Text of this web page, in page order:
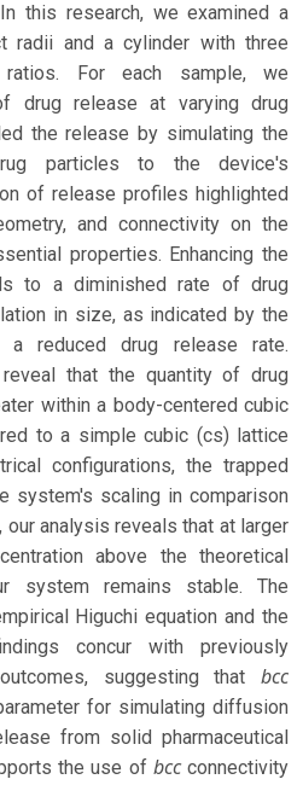
this research, we examined a
radii and a cylinder with three
ratios. For each sample, we
drug release at varying drug
the release by simulating the
particles to the device's
of release profiles highlighted
and connectivity on the
properties. Enhancing the
to a diminished rate of drug
in size, as indicated by the
reduced drug release rate.
that the quantity of drug
within a body-centered cubic
to a simple cubic (cs) lattice
configurations, the trapped
system's scaling in comparison
analysis reveals that at larger
above the theoretical
system remains stable. The
Higuchi equation and the
concur with previously
suggesting that bcc
for simulating diffusion
from solid pharmaceutical
the use of bccconnectivity